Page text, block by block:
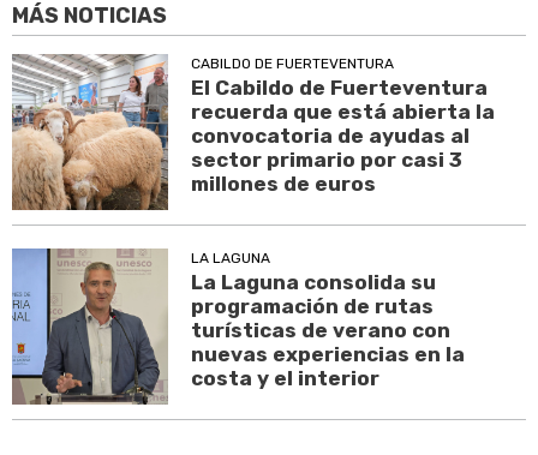
MÁS NOTICIAS
CABILDO DE FUERTEVENTURA
El Cabildo de Fuerteventura
recuerda que está abierta la
convocatoria de ayudas al
sector primario por casi 3
millones de euros
LA LAGUNA
La Laguna consolida su
programación de rutas
turísticas de verano con
nuevas experiencias en la
costa y el interior